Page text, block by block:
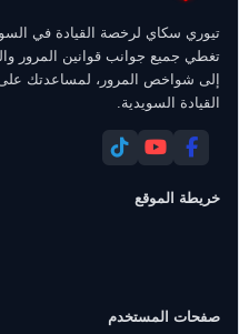
تيوري سكاي لرخصة القيادة في
تغطي جميع جوانب قوانين المرور
إلى شواخص المرور، لمساعدتك على
القيادة السويدية.
خريطة الموقع
صفحات المستخدم